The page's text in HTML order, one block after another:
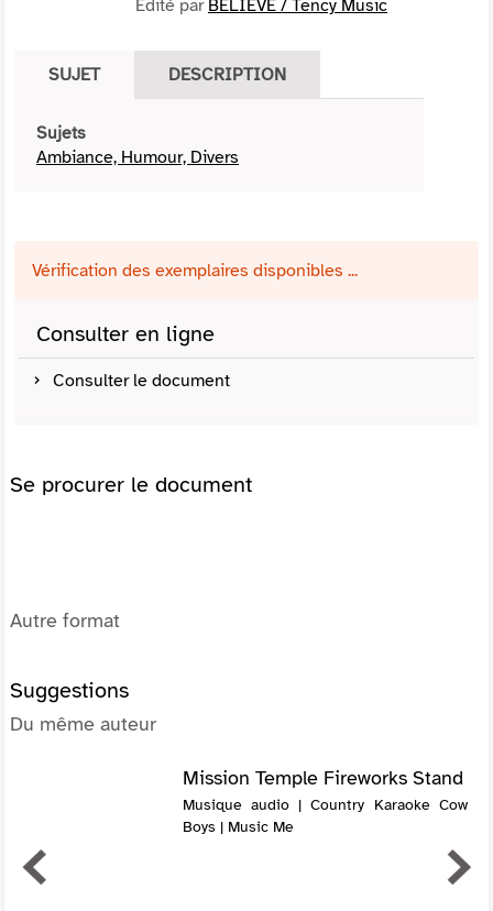
Edité par BELIEVE / Tency Music
SUJET DESCRIPTION
Sujets
Ambiance, Humour, Divers
Vérification des exemplaires disponibles ...
Consulter en ligne
Consulter le document
Se procurer le document
Autre format
Suggestions
Du même auteur
Mission Temple Fireworks Stand
Musique audio | Country Karaoke Cow
Boys | Music Me